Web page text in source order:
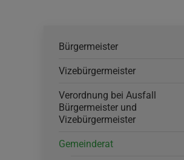
Bürgermeister
Vizebürgermeister
Verordnung bei Ausfall
Bürgermeister und
Vizebürgermeister
Gemeinderat